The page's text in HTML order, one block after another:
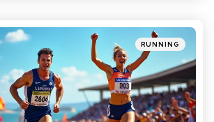
Categories
Posted
in
RUNNING